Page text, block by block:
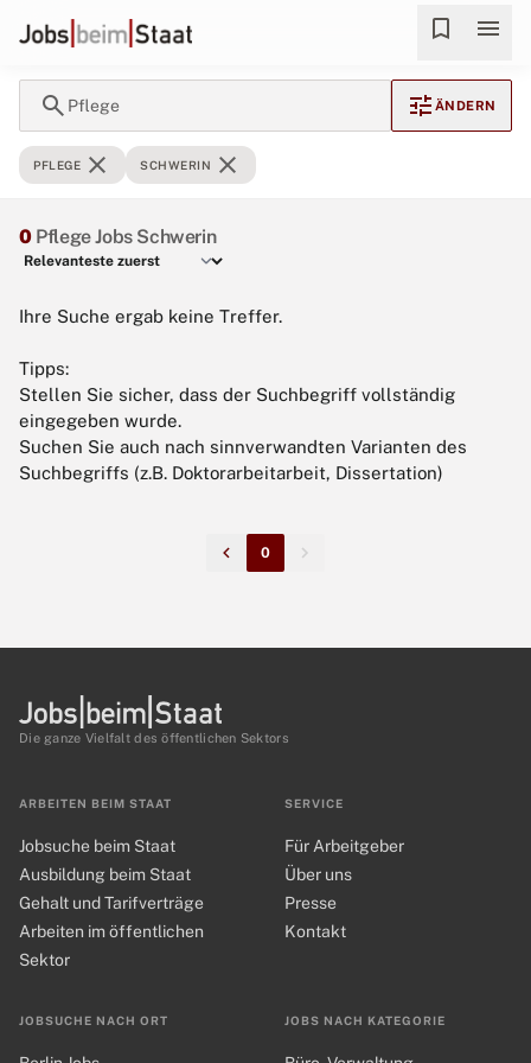
bookmark menu
search Pflege tune ÄNDERN
PFLEGE close SCHWERIN close
0 Pflege Jobs Schwerin
Ihre Suche ergab keine Treffer.
Tipps:
Stellen Sie sicher, dass der Suchbegriff vollständig
eingegeben wurde.
Suchen Sie auch nach sinnverwandten Varianten des
Suchbegriffs (z.B. Doktorarbeitarbeit, Dissertation)
0
Die ganze Vielfalt des öffentlichen Sektors
ARBEITEN BEIM STAAT
Jobsuche beim Staat
Ausbildung beim Staat
Gehalt und Tarifverträge
Arbeiten im öffentlichen
Sektor
JOBSUCHE NACH ORT JOBS NACH KATEGORIE
SERVICE
Für Arbeitgeber
Über uns
Presse
Kontakt